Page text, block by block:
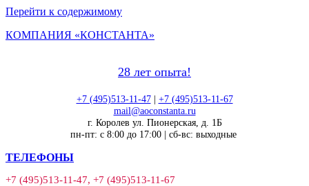
Перейти к содержимому
КОМПАНИЯ «КОНСТАНТА»
28 лет опыта!
+7 (495)513-11-47| +7 (495)513-11-67
mail@aoconstanta.ru
г. Королев ул. Пионерская, д. 1Б
пн-пт: с 8:00 до 17:00 | сб-вс: выходные
ТЕЛЕФОНЫ
+7 (495)513-11-47, +7 (495)513-11-67